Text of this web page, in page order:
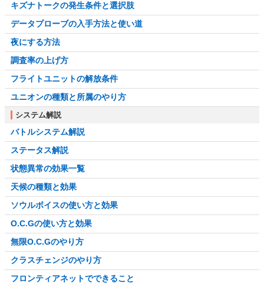
キズナトークの発生条件と選択肢
データプローブの入手方法と使い道
夜にする方法
調査率の上げ方
フライトユニットの解放条件
ユニオンの種類と所属のやり方
システム解説
バトルシステム解説
ステータス解説
状態異常の効果一覧
天候の種類と効果
ソウルボイスの使い方と効果
O.C.Gの使い方と効果
無限O.C.Gのやり方
クラスチェンジのやり方
フロンティアネットでできること